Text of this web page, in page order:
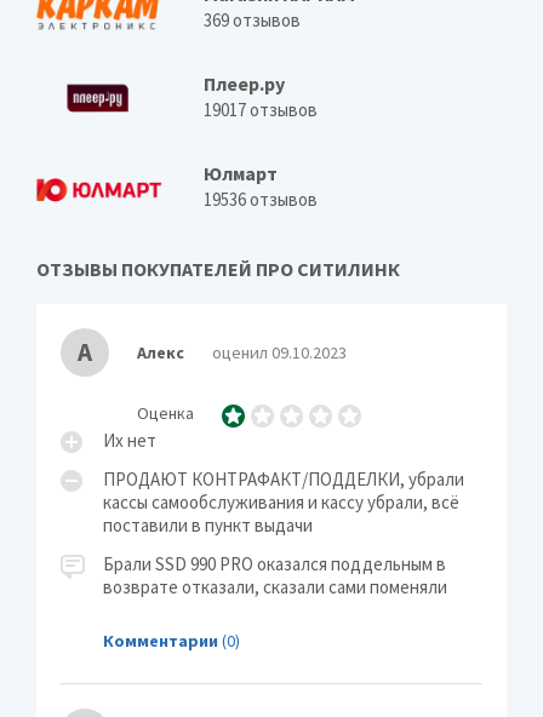
369отзывов
Плеер.ру
19017отзывов
Юлмарт
19536отзывов
ОТЗЫВЫ ПОКУПАТЕЛЕЙ ПРО СИТИЛИНК
А Алекс оценил 09.10.2023
Оценка
Их нет
ПРОДАЮТ КОНТРАФАКТ/ПОДДЕЛКИ, убрали
кассы самообслуживания и кассу убрали, всё
поставили в пункт выдачи
Брали SSD 990 PRO оказался поддельным в
возврате отказали, сказали сами поменяли
Комментарии (0)